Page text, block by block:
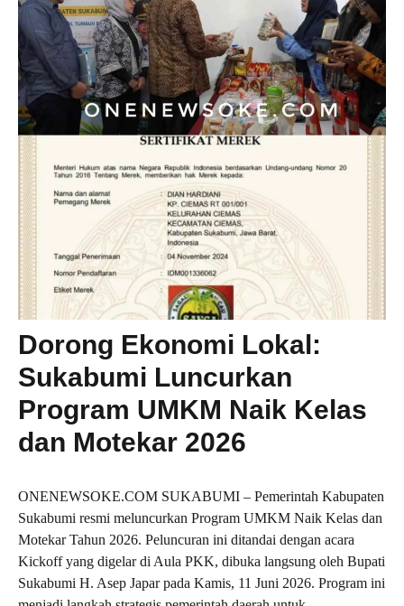
Dorong Ekonomi Lokal:
Sukabumi Luncurkan
Program UMKM Naik Kelas
dan Motekar 2026
ONENEWSOKE.COM SUKABUMI – Pemerintah Kabupaten
Sukabumi resmi meluncurkan Program UMKM Naik Kelas dan
Motekar Tahun 2026. Peluncuran ini ditandai dengan acara
Kickoff yang digelar di Aula PKK, dibuka langsung oleh Bupati
Sukabumi H. Asep Japar pada Kamis, 11 Juni 2026. Program ini